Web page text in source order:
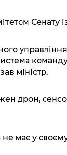
Сенату
міністр.
дрон,
не має у